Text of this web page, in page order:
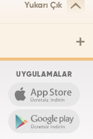
Yukarı Çık
UYGULAMALAR